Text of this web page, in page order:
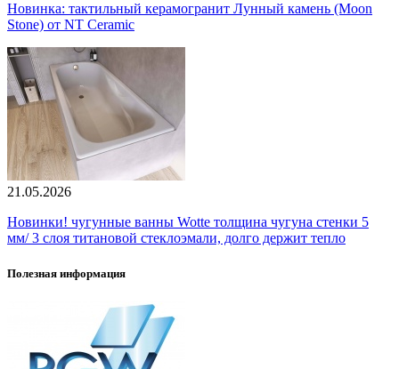
Новинка: тактильный керамогранит Лунный камень (Moon
Stone) от NT Ceramic
21.05.2026
Новинки! чугунные ванны Wotte толщина чугуна стенки 5
мм/ 3 слоя титановой стеклоэмали, долго держит тепло
Полезная информация